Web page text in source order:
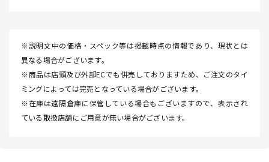
※説明文中の価格・スペック等は掲載時点の情報であり、現状とは
異なる場合がございます。
※商品は店頭及び外部ECでも併売しておりますため、ご注文のタイ
ミングによっては完売となっている場合がございます。
※在庫は遠隔倉庫に保管している場合もございますので、表示され
ている取扱店舗にご用意が無い場合がございます。